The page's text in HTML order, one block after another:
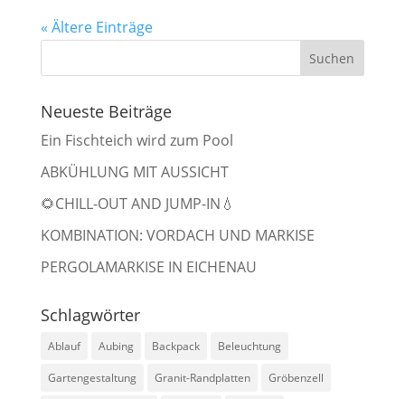
« Ältere Einträge
Neueste Beiträge
Ein Fischteich wird zum Pool
ABKÜHLUNG MIT AUSSICHT
🌻CHILL-OUT AND JUMP-IN💧
KOMBINATION: VORDACH UND MARKISE
PERGOLAMARKISE IN EICHENAU
Schlagwörter
Ablauf Aubing Backpack Beleuchtung
Gartengestaltung Granit-Randplatten Gröbenzell